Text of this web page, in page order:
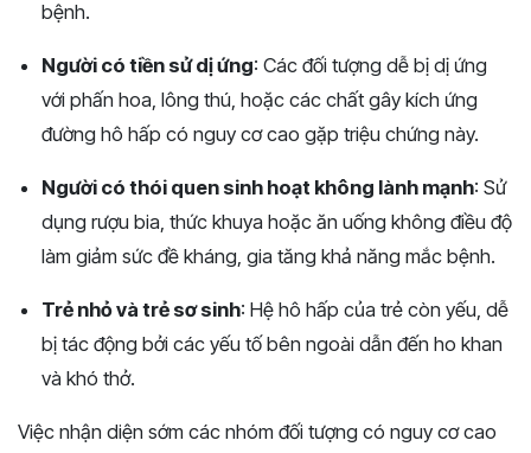
bệnh.
Người có tiền sử dị ứng: Các đối tượng dễ bị dị ứng
với phấn hoa, lông thú, hoặc các chất gây kích ứng
đường hô hấp có nguy cơ cao gặp triệu chứng này.
Người có thói quen sinh hoạt không lành mạnh: Sử
dụng rượu bia, thức khuya hoặc ăn uống không điều độ
làm giảm sức đề kháng, gia tăng khả năng mắc bệnh.
Trẻ nhỏ và trẻ sơ sinh: Hệ hô hấp của trẻ còn yếu, dễ
bị tác động bởi các yếu tố bên ngoài dẫn đến ho khan
và khó thở.
Việc nhận diện sớm các nhóm đối tượng có nguy cơ cao